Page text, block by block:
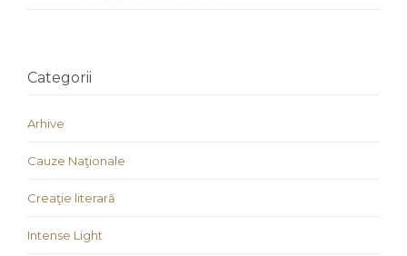
Categorii
Arhive
Cauze Naţionale
Creaţie literară
Intense Light